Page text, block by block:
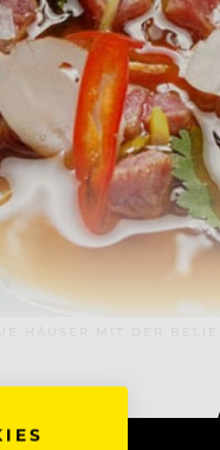
HÄUSER MIT DER